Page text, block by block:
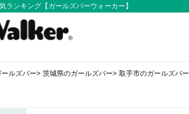
ランキング【ガールズバーウォーカー】
ルズバー 茨城県のガールズバー 取手市のガールズバー